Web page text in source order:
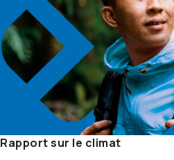
Rapport sur le climat